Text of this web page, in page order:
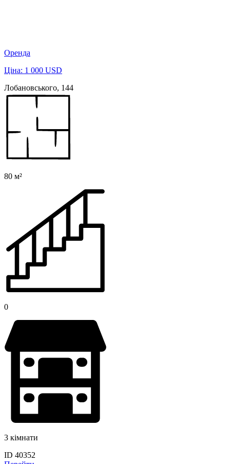
Оренда
Ціна: 1 000 USD
Лобановського, 144
80 м²
0
3 кімнати
ID 40352